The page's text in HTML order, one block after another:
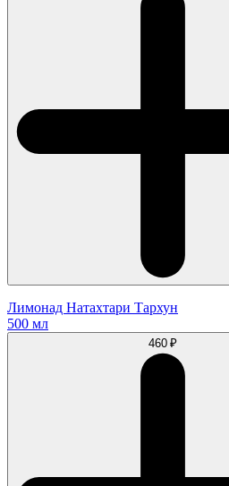
Лимонад Натахтари Тархун
500 мл
460 ₽